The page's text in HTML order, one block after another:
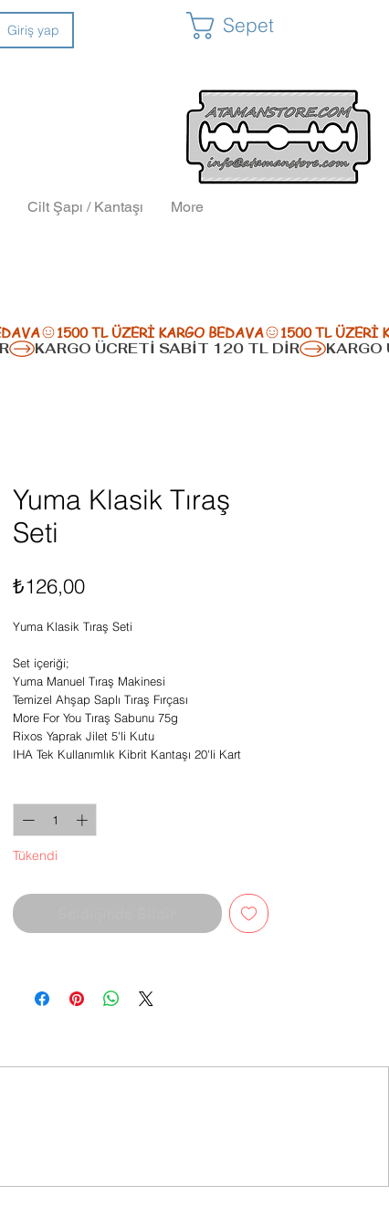
Giriş yap Sepet
Cilt Şapı / Kantaşı More
Yuma Klasik Tıraş
Seti
₺126,00Fiyat
Yuma Klasik Tıraş Seti
Set içeriği;
Yuma Manuel Tıraş Makinesi
Temizel Ahşap Saplı Tıraş Fırçası
More For You Tıraş Sabunu 75g
Rixos Yaprak Jilet 5'li Kutu
IHA Tek Kullanımlık Kibrit Kantaşı 20'li Kart
Tükendi